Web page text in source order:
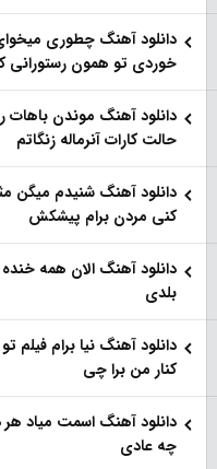
دانلود آهنگ چطوری
خوردی تو همون رستورانی
دانلود آهنگ موندن
حالت کارات آنرماله زنگاتم
دانلود آهنگ شنیدم میگن
کنی مردن برام پیشکش
دانلود آهنگ الان همه
بلدی
دانلود آهنگ نیا برام
کنار من برا چی
دانلود آهنگ اسمت میاد
چه عادی